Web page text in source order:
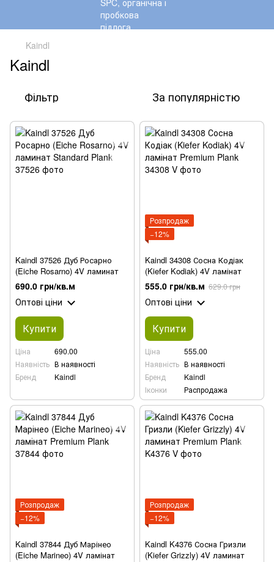
Kaindl
Kaindl
Фільтр За популярністю
Kaindl 37526 Дуб Росарно
(Eiche Rosarno) 4V ламинат
690.0 грн/кв.м
Оптові ціни
Купити
Ціна
690.00
Наявність В наявності
Бренд
Kaindl
Розпродаж
−12%
Kaindl 34308 Сосна Кодіак
(Kiefer Kodiak) 4V ламінат
555.0 грн/кв.м 629.0 грн
Оптові ціни
Купити
Ціна
555.00
Наявність В наявності
Бренд
Kaindl
Іконки
Распродажа
Розпродаж
−12%
Kaindl 37844 Дуб Марінео
(Eiche Marineo) 4V ламінат
Розпродаж
−12%
Kaindl K4376 Сосна Гризли
(Kiefer Grizzly) 4V ламинат